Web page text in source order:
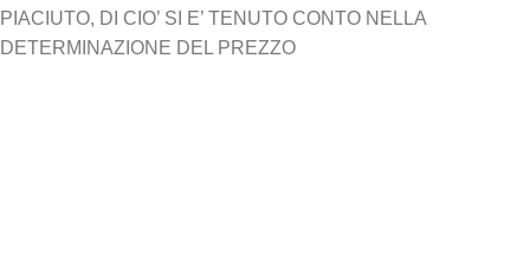
PIACIUTO, DI CIO’ SI E’ TENUTO CONTO NELLA
DETERMINAZIONE DEL PREZZO